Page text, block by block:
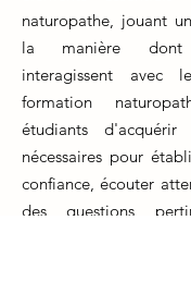
naturopathe, jouant
la manière dont
interagissent avec
formation
étudiants d'acquérir
nécessaires pour
confiance, écouter
des questions